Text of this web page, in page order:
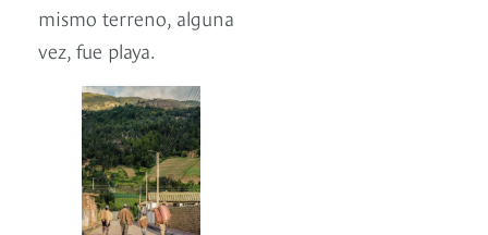
mismo terreno, alguna
vez, fue playa.